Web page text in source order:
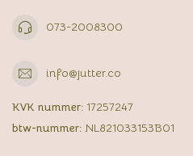
073-2008300
info@jutter.co
KVK nummer: 17257247
btw-nummer: NL821033153B01